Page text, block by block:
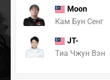
Moon
Кам Бун Сенг
JT-
Тиа Чжун Вэн